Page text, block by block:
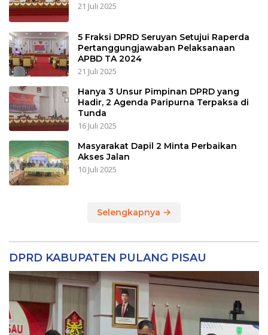
21 Juli 2025
5 Fraksi DPRD Seruyan Setujui Raperda
Pertanggungjawaban Pelaksanaan
APBD TA 2024
21 Juli 2025
Hanya 3 Unsur Pimpinan DPRD yang
Hadir, 2 Agenda Paripurna Terpaksa di
Tunda
16 Juli 2025
Masyarakat Dapil 2 Minta Perbaikan
Akses Jalan
10 Juli 2025
Selengkapnya
DPRD KABUPATEN PULANG PISAU